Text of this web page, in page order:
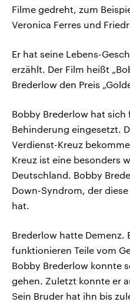
Filme gedreht, zum
Veronica Ferres und
Er hat seine Lebens-
erzählt. Der Film heißt
Brederlow den Preis
Bobby Brederlow hat
Behinderung eingesetzt.
Verdienst-Kreuz
Kreuz ist eine besonders
Deutschland. Bobby
Down-Syndrom, der
hat.
Brederlow hatte Demenz.
funktionieren Teile vom
Bobby Brederlow konnte
gehen. Zuletzt konnte er
Sein Bruder hat ihn bis